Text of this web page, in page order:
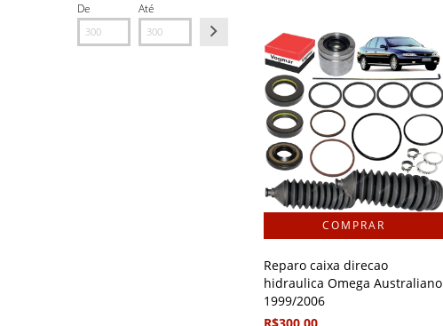
De Até
Reparo caixa direcao
hidraulica Omega Australiano
1999/2006